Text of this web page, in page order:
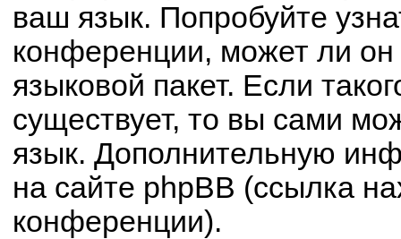
ваш язык. Попробуйте
конференции, может ли
языковой пакет. Если
существует, то вы сами
язык. Дополнительную
на сайте phpBB (ссылка
конференции).